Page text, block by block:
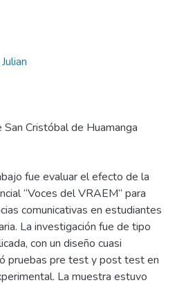
Cristóbal de Huamanga
fue evaluar el efecto de la
“Voces del VRAEM” para
comunicativas en estudiantes
La investigación fue de tipo
con un diseño cuasi
pruebas pre test y post test en
La muestra estuvo